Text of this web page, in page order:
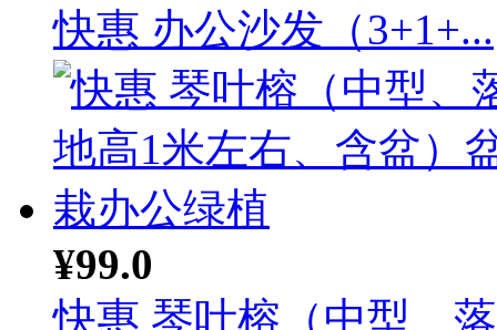
快惠 办公沙发（3+1+...
¥99.0
快惠 琴叶榕（中型、